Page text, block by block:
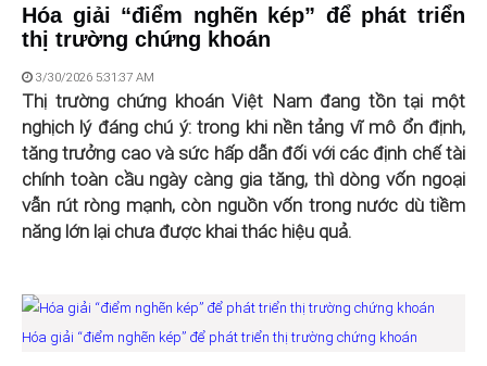
GIẢI TRÍ & CÔNG NGHỆ
Hóa giải “điểm nghẽn kép” để phát triển
thị trường chứng khoán
3/30/2026 5:31:37 AM
Thị trường chứng khoán Việt Nam đang tồn tại một
nghịch lý đáng chú ý: trong khi nền tảng vĩ mô ổn định,
tăng trưởng cao và sức hấp dẫn đối với các định chế tài
chính toàn cầu ngày càng gia tăng, thì dòng vốn ngoại
vẫn rút ròng mạnh, còn nguồn vốn trong nước dù tiềm
năng lớn lại chưa được khai thác hiệu quả.
Hóa giải “điểm nghẽn kép” để phát triển thị trường chứng khoán